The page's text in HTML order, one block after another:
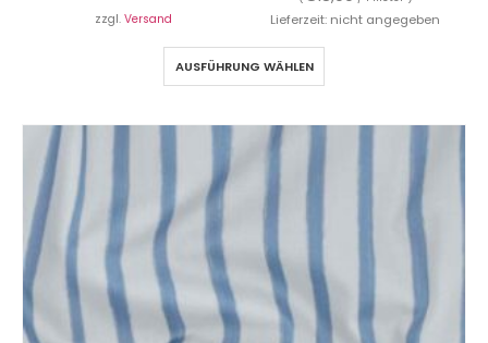
zzgl. Versand Lieferzeit: nicht angegeben
AUSFÜHRUNG WÄHLEN